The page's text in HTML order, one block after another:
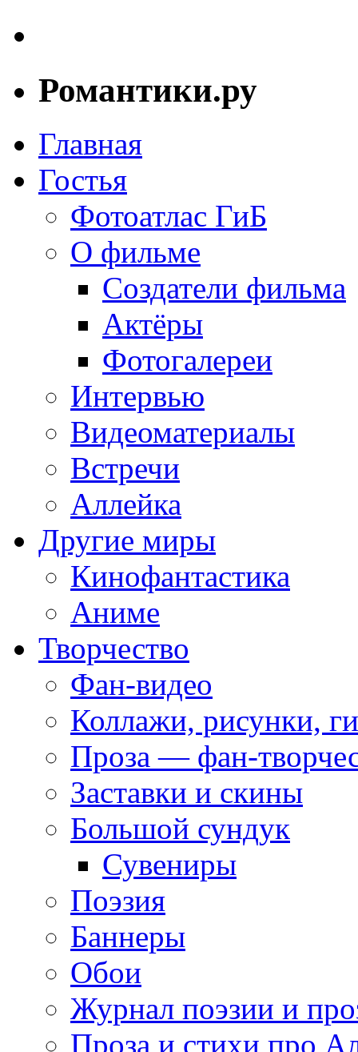
Романтики.ру
Главная
Гостья
Фотоатлас ГиБ
О фильме
Создатели фильма
Актёры
Фотогалереи
Интервью
Видеоматериалы
Встречи
Аллейка
Другие миры
Кинофантастика
Аниме
Творчество
Фан-видео
Коллажи, рисунки,
Проза — фан-
Заставки и скины
Большой сундук
Сувениры
Поэзия
Баннеры
Обои
Журнал поэзии и
Проза и стихи про